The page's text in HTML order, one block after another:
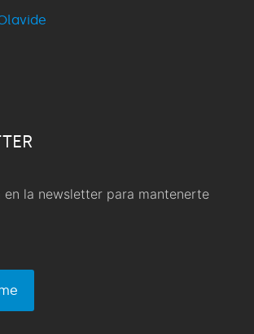
en la newsletter para mantenerte